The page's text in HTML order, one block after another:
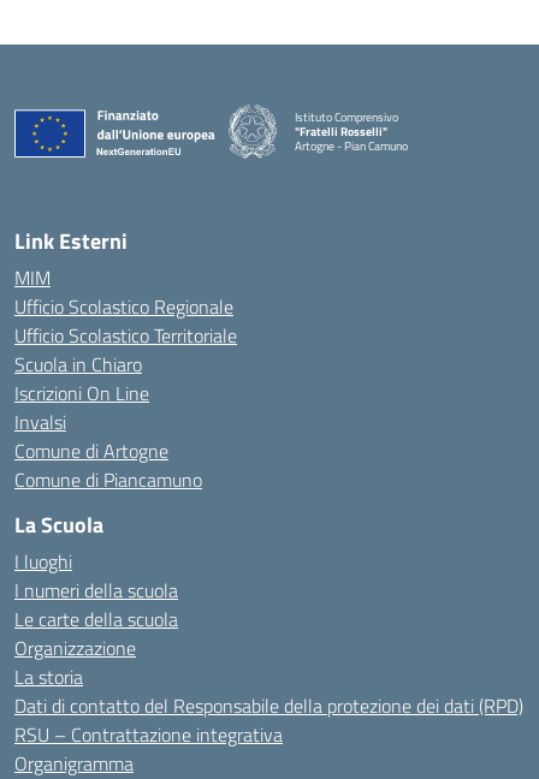
Istituto Comprensivo
"Fratelli Rosselli"
Artogne - Pian Camuno
— Visita la pagina iniziale della scuola
Link Esterni
MIM
Ufficio Scolastico Regionale
Ufficio Scolastico Territoriale
Scuola in Chiaro
Iscrizioni On Line
Invalsi
Comune di Artogne
Comune di Piancamuno
La Scuola
I luoghi
I numeri della scuola
Le carte della scuola
Organizzazione
La storia
Dati di contatto del Responsabile della protezione dei dati (RPD)
RSU – Contrattazione integrativa
Organigramma